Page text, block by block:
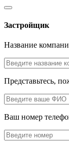
Застройщик
Название
Представьтесь,
Ваш номер